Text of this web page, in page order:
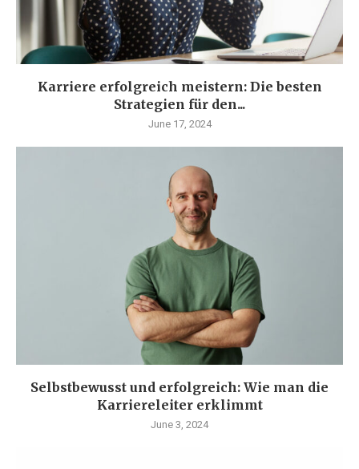
Karriere erfolgreich meistern: Die besten
Strategien für den...
June 17, 2024
Selbstbewusst und erfolgreich: Wie man die
Karriereleiter erklimmt
June 3, 2024